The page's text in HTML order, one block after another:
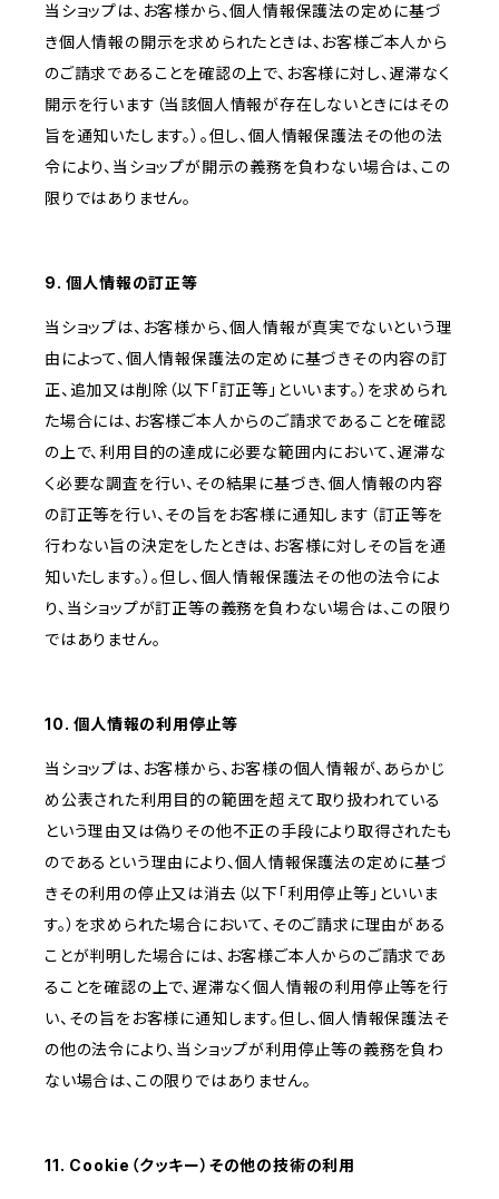
当ショップは、お客様から、個人情報保護法の定めに基づ
き個人情報の開示を求められたときは、お客様ご本人から
のご請求であることを確認の上で、お客様に対し、遅滞なく
開示を行います（当該個人情報が存在しないときにはその
旨を通知いたします。）。但し、個人情報保護法その他の法
令により、当ショップが開示の義務を負わない場合は、この
限りではありません。
9. 個人情報の訂正等
当ショップは、お客様から、個人情報が真実でないという理
由によって、個人情報保護法の定めに基づきその内容の訂
正、追加又は削除（以下「訂正等」といいます。）を求められ
た場合には、お客様ご本人からのご請求であることを確認
の上で、利用目的の達成に必要な範囲内において、遅滞な
く必要な調査を行い、その結果に基づき、個人情報の内容
の訂正等を行い、その旨をお客様に通知します（訂正等を
行わない旨の決定をしたときは、お客様に対しその旨を通
知いたします。）。但し、個人情報保護法その他の法令によ
り、当ショップが訂正等の義務を負わない場合は、この限り
ではありません。
10. 個人情報の利用停止等
当ショップは、お客様から、お客様の個人情報が、あらかじ
め公表された利用目的の範囲を超えて取り扱われている
という理由又は偽りその他不正の手段により取得されたも
のであるという理由により、個人情報保護法の定めに基づ
きその利用の停止又は消去（以下「利用停止等」といいま
す。）を求められた場合において、そのご請求に理由がある
ことが判明した場合には、お客様ご本人からのご請求であ
ることを確認の上で、遅滞なく個人情報の利用停止等を行
い、その旨をお客様に通知します。但し、個人情報保護法そ
の他の法令により、当ショップが利用停止等の義務を負わ
ない場合は、この限りではありません。
11. Cookie（クッキー）その他の技術の利用